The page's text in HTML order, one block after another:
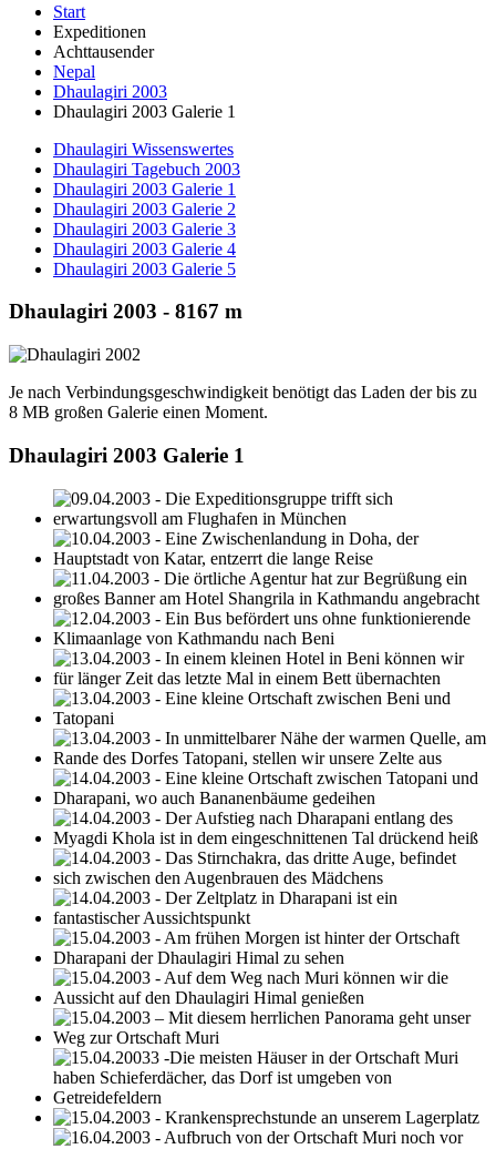
Start
Expeditionen
Achttausender
Nepal
Dhaulagiri 2003
Dhaulagiri 2003 Galerie 1
Dhaulagiri Wissenswertes
Dhaulagiri Tagebuch 2003
Dhaulagiri 2003 Galerie 1
Dhaulagiri 2003 Galerie 2
Dhaulagiri 2003 Galerie 3
Dhaulagiri 2003 Galerie 4
Dhaulagiri 2003 Galerie 5
Dhaulagiri 2003 - 8167 m
Je nach Verbindungsgeschwindigkeit benötigt das Laden der bis zu
8 MB großen Galerie einen Moment.
Dhaulagiri 2003 Galerie 1